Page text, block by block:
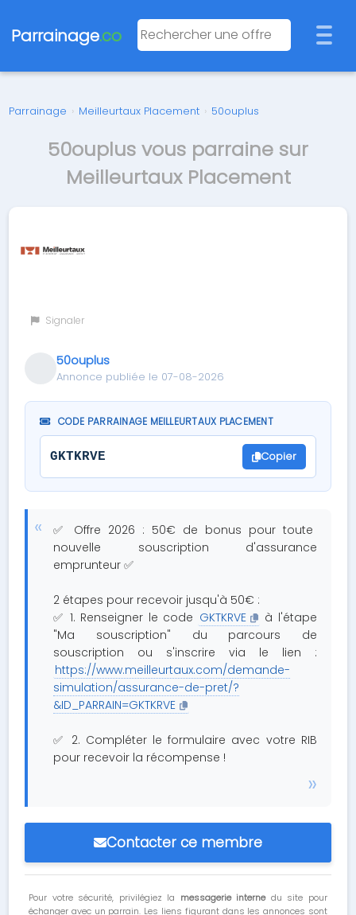
Parrainage.co
Parrainage › Meilleurtaux Placement › 50ouplus
50ouplus vous parraine sur
Meilleurtaux Placement
Signaler
50ouplus
Annonce publiée le 07-08-2026
CODE PARRAINAGE MEILLEURTAUX PLACEMENT
GKTKRVE Copier
✅ Offre 2026 : 50€ de bonus pour toute
nouvelle souscription d'assurance
emprunteur ✅
2 étapes pour recevoir jusqu'à 50€ :
✅ 1. Renseigner le code GKTKRVE
à l'étape
"Ma souscription" du parcours de
souscription ou s'inscrire via le lien :
https://www.meilleurtaux.com/demande-
simulation/assurance-de-pret/?
&ID_PARRAIN=GKTKRVE
✅ 2. Compléter le formulaire avec votre RIB
pour recevoir la récompense !
Contacter ce membre
Pour votre sécurité, privilégiez la messagerie internedu site pour
échanger avec un parrain. Les liens figurant dans les annonces sont